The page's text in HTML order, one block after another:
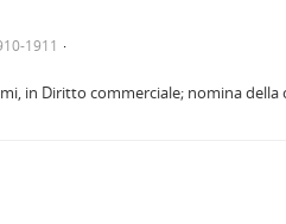
1911
in Diritto commerciale; nomina